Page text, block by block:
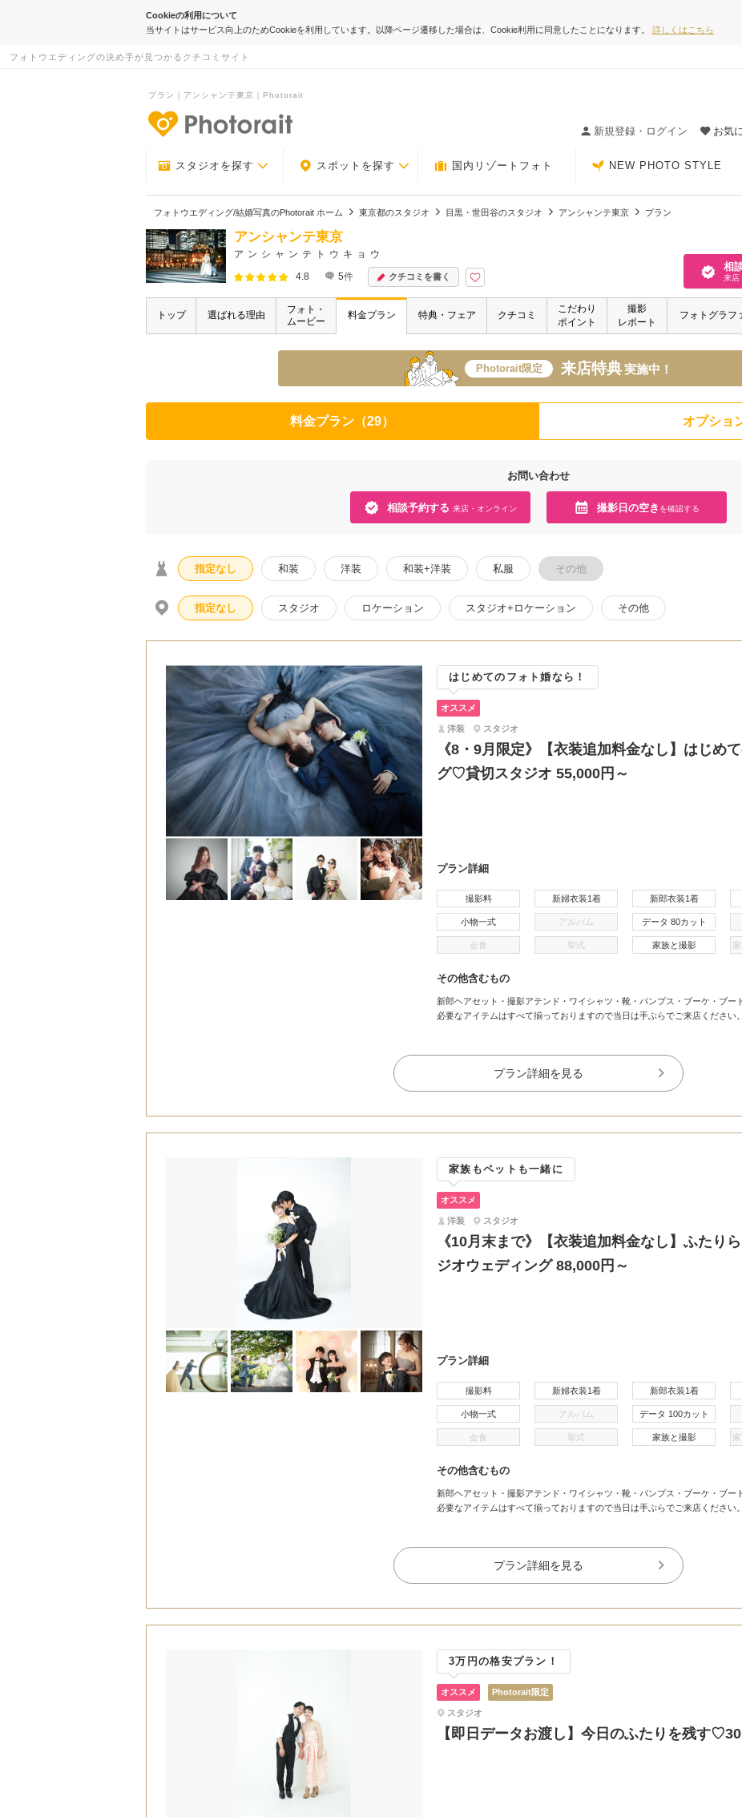
Cookieの利用について
当サイトはサービス向上のためCookieを利用しています。以降ページ遷移した場合は、Cookie利用に同意したことになります。 詳しくはこちら
フォトウエディングの決め手が見つかるクチコミサイト
プラン｜アンシャンテ東京｜Photorait
新規登録・ログイン
お気
スタジオを探す スポットを探す 国内リゾートフォト NEW PHOTO STYLE
フォトウエディング/結婚写真のPhotorait ホーム 東京都のスタジオ 目黒・世田谷のスタジオ アンシャンテ東京 プラン
アンシャンテ東京
アンシャンテトウキョウ
4.8
5件 クチコミを書く
相
来店
トップ 選ばれる理由
フォト・
ムービー
料金プラン 特典・フェア クチコミ
こだわり
ポイント
撮影
レポート
フォトグラフ
Photorait限定 来店特典実施中！
料金プラン（29） オプショ
お問い合わせ
相談予約する 来店・オンライン 撮影日の空き を確認する
指定なし 和装 洋装 和装+洋装 私服 その他
指定なし スタジオ ロケーション スタジオ+ロケーション その他
はじめてのフォト婚なら！
オススメ
洋装 スタジオ
《8・9月限定》【衣装追加料金なし】はじめ
グ♡貸切スタジオ 55,000円～
プラン詳細
撮影料 新婦衣装1着 新郎衣装1着
小物一式 アルバム データ 80カット
会食 挙式 家族と撮影
その他含むもの
新郎ヘアセット・撮影アテンド・ワイシャツ・靴・パンプス・ブーケ・ブー
必要なアイテムはすべて揃っておりますので当日は手ぶらでご来店ください。
プラン詳細を見る
家族もペットも一緒に
オススメ
洋装 スタジオ
《10月末まで》【衣装追加料金なし】ふたり
ジオウェディング 88,000円～
プラン詳細
撮影料 新婦衣装1着 新郎衣装1着
小物一式 アルバム データ 100カット
会食 挙式 家族と撮影
その他含むもの
新郎ヘアセット・撮影アテンド・ワイシャツ・靴・パンプス・ブーケ・ブー
必要なアイテムはすべて揃っておりますので当日は手ぶらでご来店ください。
プラン詳細を見る
3万円の格安プラン！
オススメ Photorait限定
スタジオ
【即日データお渡し】今日のふたりを残す